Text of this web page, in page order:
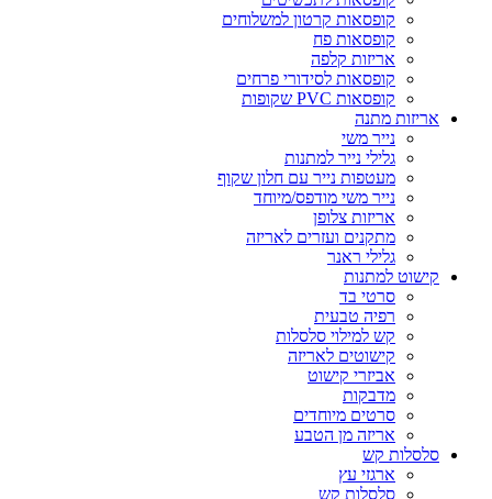
קופסאות קרטון למשלוחים
קופסאות פח
אריזות קלפה
קופסאות לסידורי פרחים
קופסאות PVC שקופות
אריזות מתנה
נייר משי
גלילי נייר למתנות
מעטפות נייר עם חלון שקוף
נייר משי מודפס/מיוחד
אריזות צלופן
מתקנים ועזרים לאריזה
גלילי ראנר
קישוט למתנות
סרטי בד
רפיה טבעית
קש למילוי סלסלות
קישוטים לאריזה
אביזרי קישוט
מדבקות
סרטים מיוחדים
אריזה מן הטבע
סלסלות קש
ארגזי עץ
סלסלות קש